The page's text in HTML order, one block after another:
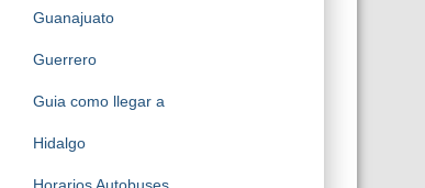
Guanajuato
Guerrero
Guia como llegar a
Hidalgo